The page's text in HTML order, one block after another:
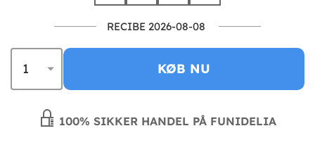
RECIBE 2026-08-08
KØB NU
100% SIKKER HANDEL PÅ FUNIDELIA